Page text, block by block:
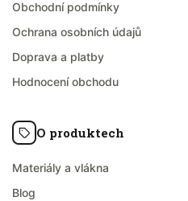
Obchodní podmínky
Ochrana osobních údajů
Doprava a platby
Hodnocení obchodu
O produktech
Materiály a vlákna
Blog